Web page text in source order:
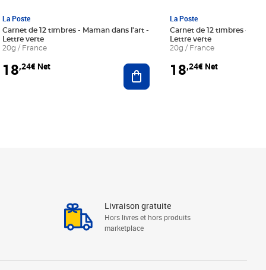
au panier
La Poste
Carnet de 12 timbres - Maman dans l'art -
Lettre verte
20g / France
18,24€ Net Ajouter au panier
La Poste
Carnet de 12 timbres - Le
Lettre verte
20g / France
18,24€ Net
Livraison gratuite
Hors livres et hors produits
marketplace